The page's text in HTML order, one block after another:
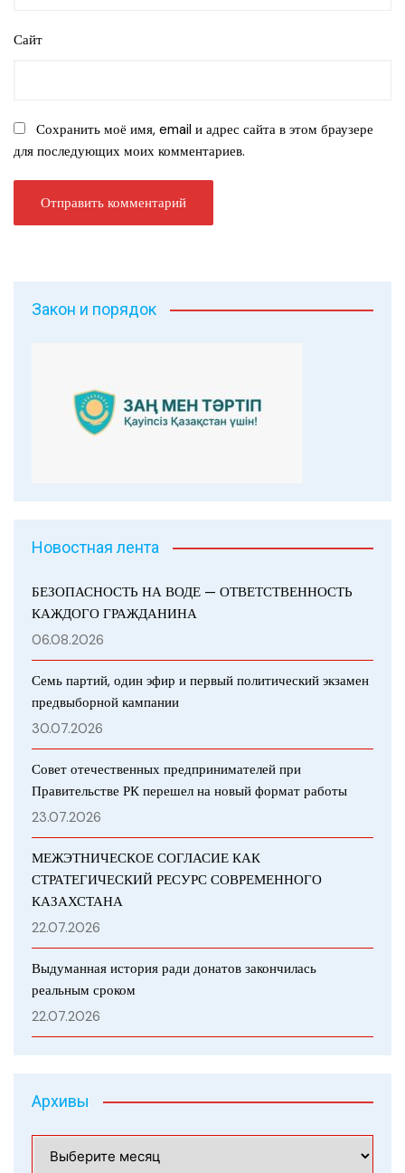
Сайт
Сохранить моё имя, email и адрес сайта в этом браузере
для последующих моих комментариев.
Закон и порядок
Новостная лента
БЕЗОПАСНОСТЬ НА ВОДЕ — ОТВЕТСТВЕННОСТЬ
КАЖДОГО ГРАЖДАНИНА
06.08.2026
Семь партий, один эфир и первый политический экзамен
предвыборной кампании
30.07.2026
Совет отечественных предпринимателей при
Правительстве РК перешел на новый формат работы
23.07.2026
МЕЖЭТНИЧЕСКОЕ СОГЛАСИЕ КАК
СТРАТЕГИЧЕСКИЙ РЕСУРС СОВРЕМЕННОГО
КАЗАХСТАНА
22.07.2026
Выдуманная история ради донатов закончилась
реальным сроком
22.07.2026
Архивы